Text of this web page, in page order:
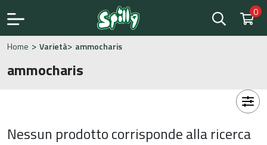
0
Home > Varietà> ammocharis
ammocharis
Nessun prodotto corrisponde alla ricerca